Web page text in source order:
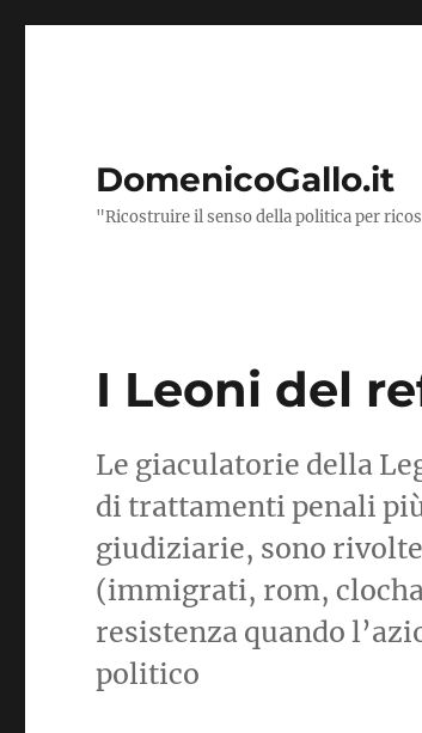
DomenicoGallo.it
"Ricostruire il senso della politica per
I Leoni del
Le giaculatorie della
di trattamenti penali
giudiziarie, sono
(immigrati, rom,
resistenza quando
politico